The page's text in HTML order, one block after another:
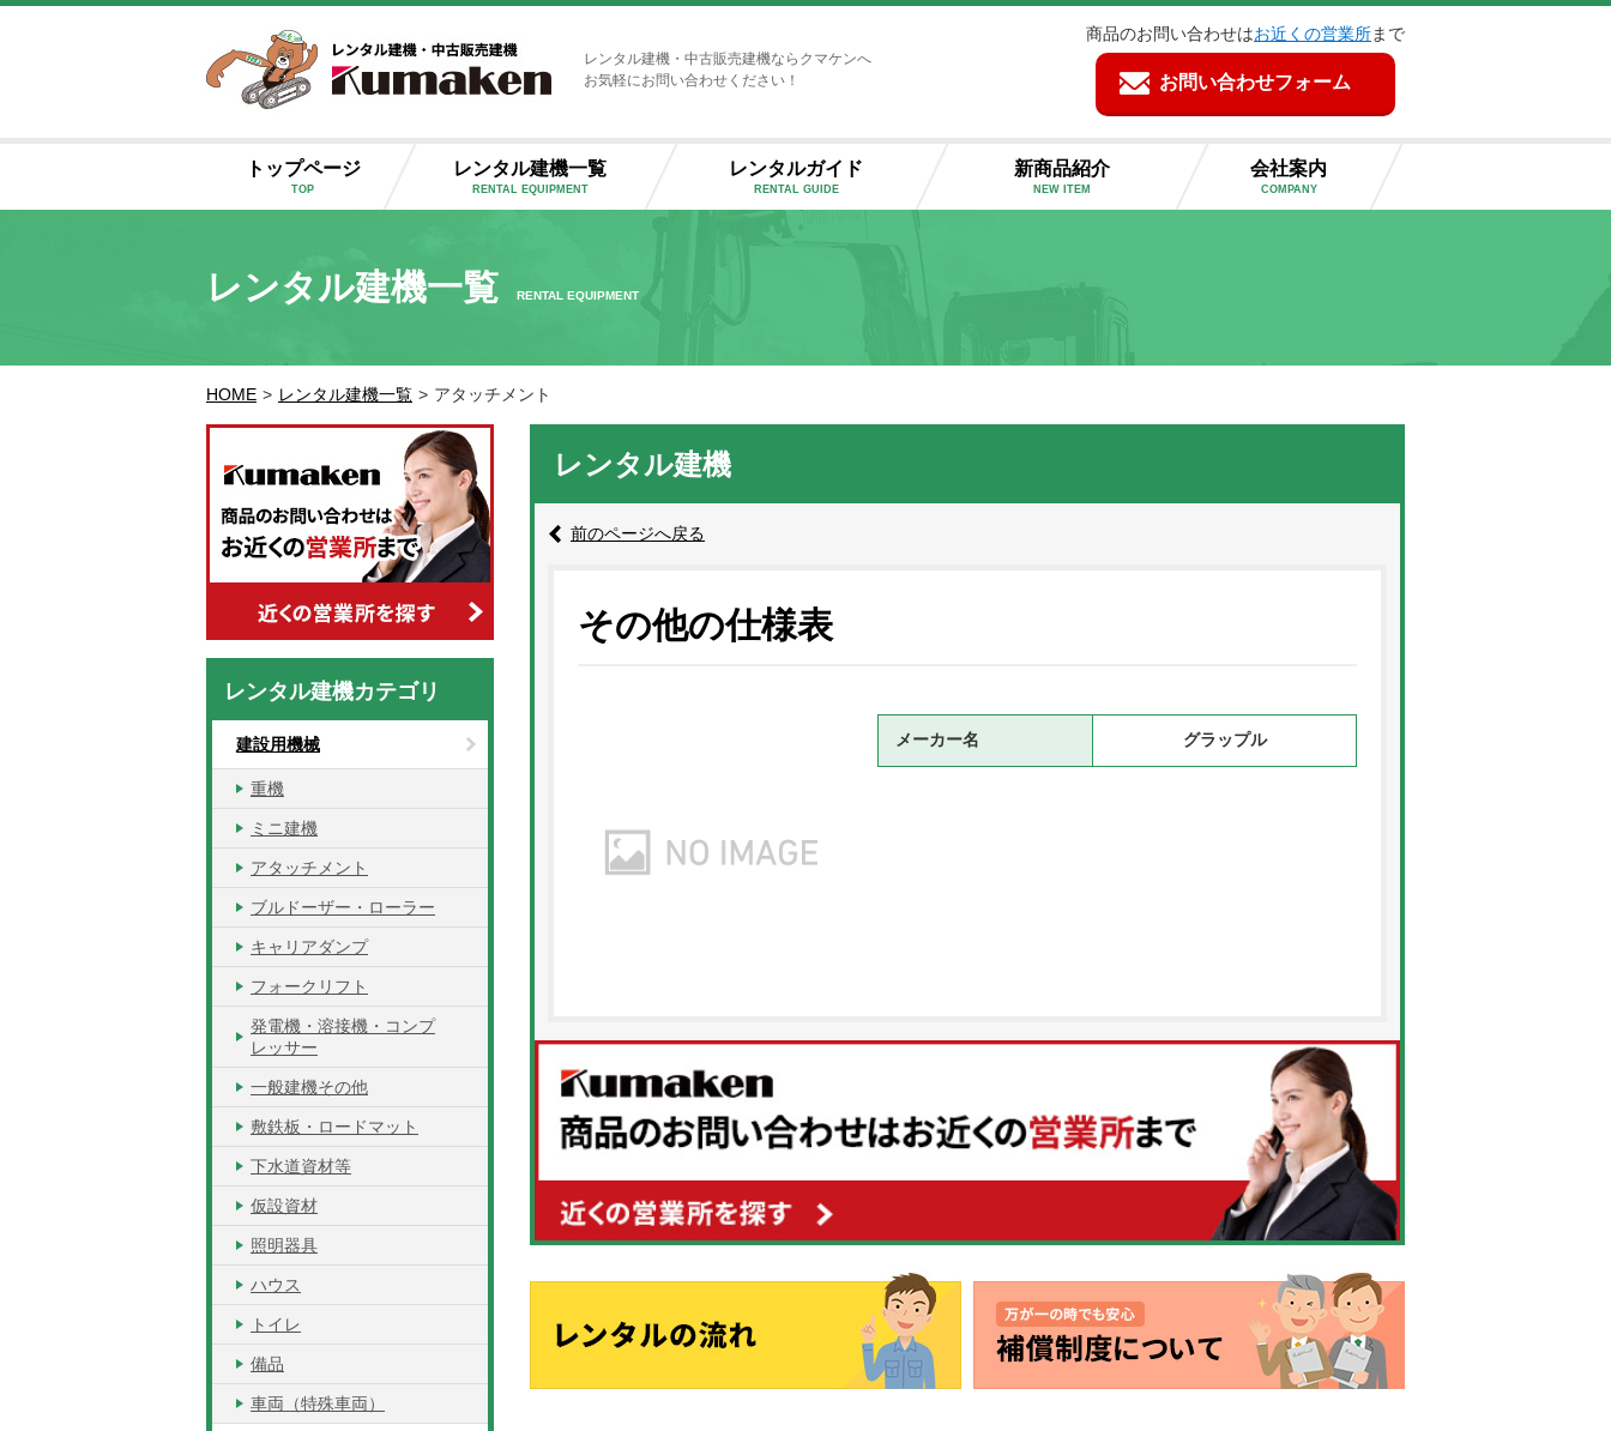
レンタル建機・中古販売建機ならクマケンへ
お気軽にお問い合わせください！
商品のお問い合わせはお近くの営業所まで
お問い合わせフォーム
トップページ
TOP
レンタル建機一覧
RENTAL EQUIPMENT
レンタルガイド
RENTAL GUIDE
新商品紹介
NEW ITEM
会社案内
COMPANY
レンタル建機一覧 RENTAL EQUIPMENT
HOME > レンタル建機一覧 > アタッチメント
レンタル建機
前のページへ戻る
その他の仕様表
メーカー名 グラップル
レンタル建機カテゴリ
建設用機械
重機
ミニ建機
アタッチメント
ブルドーザー・ローラー
キャリアダンプ
フォークリフト
発電機・溶接機・コンプ
レッサー
一般建機その他
敷鉄板・ロードマット
下水道資材等
仮設資材
照明器具
ハウス
トイレ
備品
車両（特殊車両）